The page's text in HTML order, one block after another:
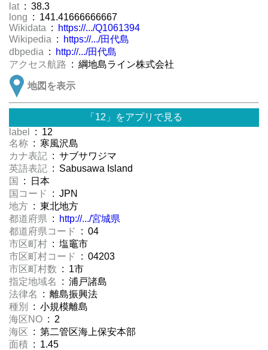
lat : 38.3
long : 141.41666666667
Wikidata :
https://.../Q1061394
Wikipedia :
https://.../田代島
dbpedia :
http://.../田代島
アクセス航路 : 綱地島ライン株式会社
地図を表示
「12」をアプリで見る
label
: 12
名称 : 寒風沢島
カナ表記 : サブサワジマ
英語表記 : Sabusawa Island
国
: 日本
国コード
: JPN
地方 : 東北地方
都道府県 :
http://.../宮城県
都道府県コード
: 04
市区町村 : 塩竈市
市区町村コード
: 04203
市区町村数 : 1市
指定地域名
: 浦戸諸島
法律名
: 離島振興法
種別
: 小規模離島
海区NO : 2
海区 : 第二管区海上保安本部
面積 : 1.45